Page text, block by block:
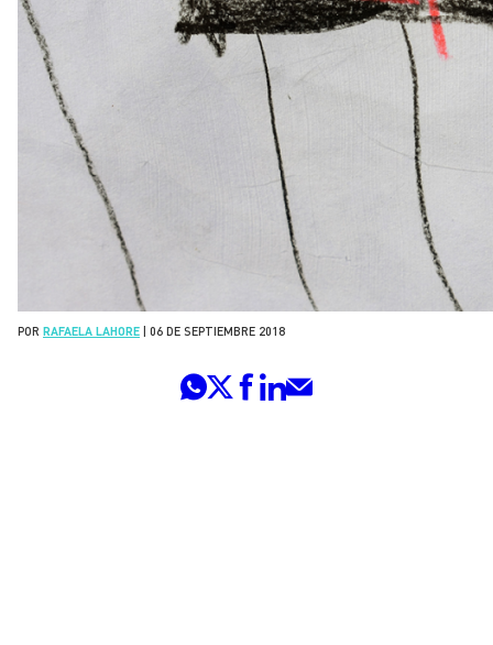
POR RAFAELA LAHORE 06 DE SEPTIEMBRE 2018